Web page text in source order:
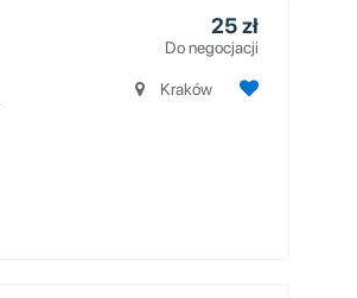
25 zł
Do negocjacji
Kraków